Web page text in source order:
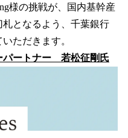
様の挑戦が、国内基幹産
となるよう、千葉銀行
ただきます。
ートナー 若松征剛氏